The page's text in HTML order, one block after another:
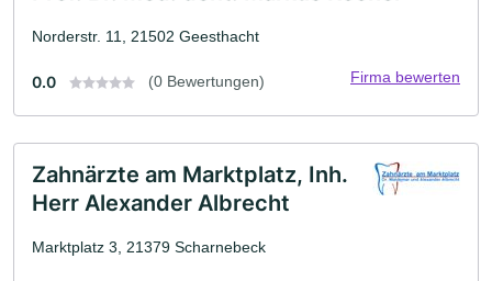
Norderstr. 11, 21502 Geesthacht
0.0 (0 Bewertungen) Firma bewerten
Zahnärzte am Marktplatz, Inh.
Herr Alexander Albrecht
Marktplatz 3, 21379 Scharnebeck